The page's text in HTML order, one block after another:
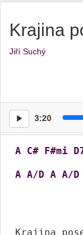
Krajina
Jiří Suchý
3:20
A C# F#mi
A A/D A A/D
Krajina